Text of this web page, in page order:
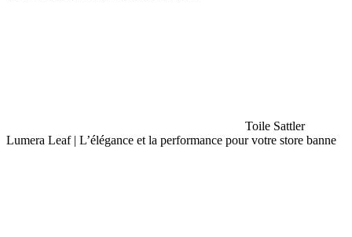
Toile Sattler
Lumera Leaf | L’élégance et la performance pour votre store banne